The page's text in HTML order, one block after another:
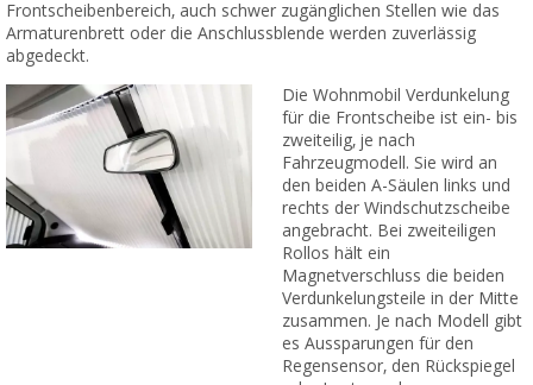
Frontscheibenbereich, auch schwer zugänglichen Stellen wie das
Armaturenbrett oder die Anschlussblende werden zuverlässig
abgedeckt.
Die Wohnmobil Verdunkelung
für die Frontscheibe ist ein- bis
zweiteilig, je nach
Fahrzeugmodell. Sie wird an
den beiden A-Säulen links und
rechts der Windschutzscheibe
angebracht. Bei zweiteiligen
Rollos hält ein
Magnetverschluss die beiden
Verdunkelungsteile in der Mitte
zusammen. Je nach Modell gibt
es Aussparungen für den
Regensensor, den Rückspiegel